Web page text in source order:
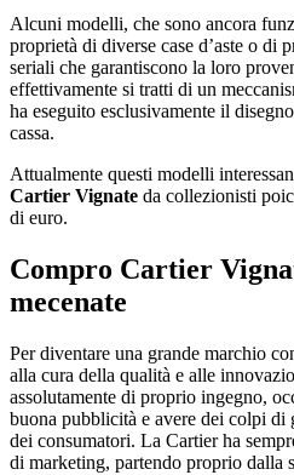
Alcuni modelli, che sono ancora
proprietà di diverse case d’aste o di
seriali che garantiscono la loro
effettivamente si tratti di un
ha eseguito esclusivamente il
cassa.
Attualmente questi modelli
Cartier Vignate da collezionisti
di euro.
Compro Cartier
mecenate
Per diventare una grande marchio
alla cura della qualità e alle
assolutamente di proprio ingegno,
buona pubblicità e avere dei colpi di
dei consumatori. La Cartier ha
di marketing, partendo proprio dalla